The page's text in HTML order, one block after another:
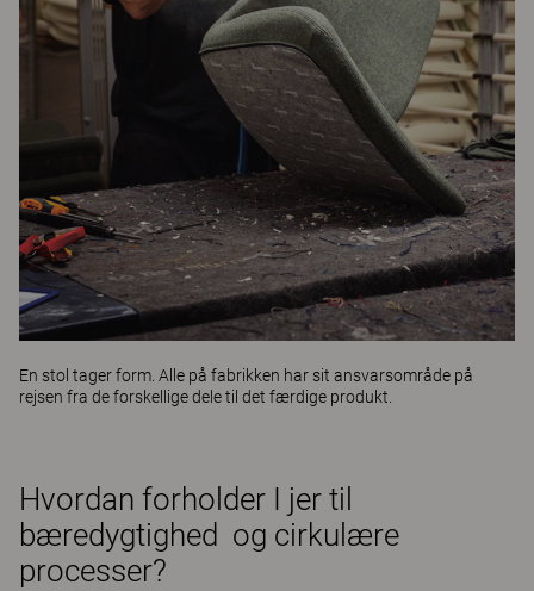
En stol tager form. Alle på fabrikken har sit ansvarsområde på
rejsen fra de forskellige dele til det færdige produkt.
Hvordan forholder I jer til
bæredygtighed og cirkulære
processer?